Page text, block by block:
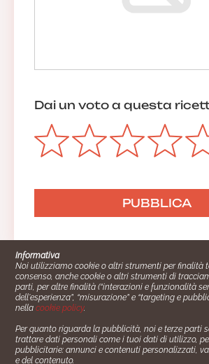
Dai un voto a questa
Cucinare.it è un marchio commerciale
copyright 2014 - 2024 P.IVA:
Informativa
Noi utilizziamo cookie o altri strumenti per finalità
consenso, anche cookie o altri strumenti di
parti, per altre finalità (“interazioni e funzionalità
dell'esperienza”, “misurazione” e “targeting e
nellacookie policy.
Per quanto riguarda la pubblicità, noi e terze parti
trattare dati personali come i tuoi dati di utilizzo,
pubblicitarie: annunci e contenuti personalizzati,
e del contenuto.